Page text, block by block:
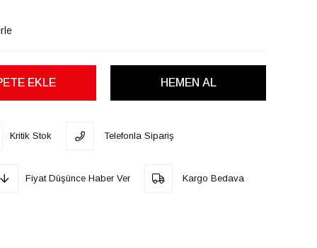
Kritik Stok Telefonla Sipariş
Fiyat Düşünce Haber Ver Kargo Bedava